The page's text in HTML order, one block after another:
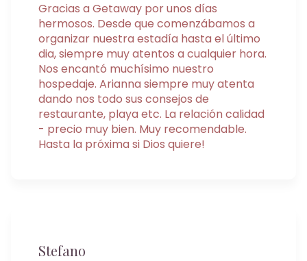
Gracias a Getaway por unos días
hermosos. Desde que comenzábamos a
organizar nuestra estadía hasta el último
dia, siempre muy atentos a cualquier hora.
Nos encantó muchísimo nuestro
hospedaje. Arianna siempre muy atenta
dando nos todo sus consejos de
restaurante, playa etc. La relación calidad
- precio muy bien. Muy recomendable.
Hasta la próxima si Dios quiere!
Stefano